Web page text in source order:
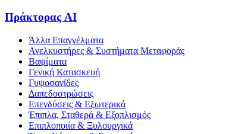
Πράκτορας AI
Άλλα Επαγγέλματα
Ανελκυστήρες & Συστήματα Μεταφοράς
Βαψίματα
Γενική Κατασκευή
Γυψοσανίδες
Δαπεδοστρώσεις
Επενδύσεις & Εξωτερικά
Έπιπλα, Σταθερά & Εξοπλισμός
Επιπλοποιία & Ξυλουργικά